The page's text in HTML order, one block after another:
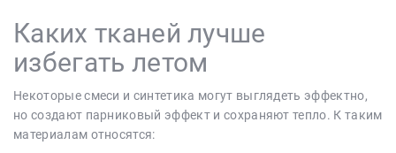
Каких тканей лучше
избегать летом
Некоторые смеси и синтетика могут выглядеть эффектно,
но создают парниковый эффект и сохраняют тепло. К таким
материалам относятся: